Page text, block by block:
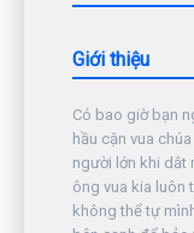
Giới thiệu
Có bao giờ bạn
hầu cận vua
người lớn khi dắt
ông vua kia luôn
không thể tự